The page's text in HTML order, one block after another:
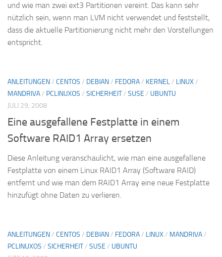
und wie man zwei ext3 Partitionen vereint. Das kann sehr
nützlich sein, wenn man LVM nicht verwendet und feststellt,
dass die aktuelle Partitionierung nicht mehr den Vorstellungen
entspricht.
ANLEITUNGEN/ CENTOS / DEBIAN/ FEDORA/ KERNEL/ LINUX/
MANDRIVA/ PCLINUXOS / SICHERHEIT/ SUSE / UBUNTU
JULI 29, 2008
Eine ausgefallene Festplatte in einem
Software RAID1 Array ersetzen
Diese Anleitung veranschaulicht, wie man eine ausgefallene
Festplatte von einem Linux RAID1 Array (Software RAID)
entfernt und wie man dem RAID1 Array eine neue Festplatte
hinzufügt ohne Daten zu verlieren.
ANLEITUNGEN/ CENTOS / DEBIAN/ FEDORA/ LINUX/ MANDRIVA/
PCLINUXOS / SICHERHEIT/ SUSE / UBUNTU